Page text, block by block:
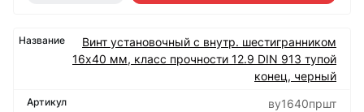
Винт установочный с внутр. шестигранником
16х40 мм, класс прочности 12.9 DIN 913 тупой
конец, черный
ву1640пршт